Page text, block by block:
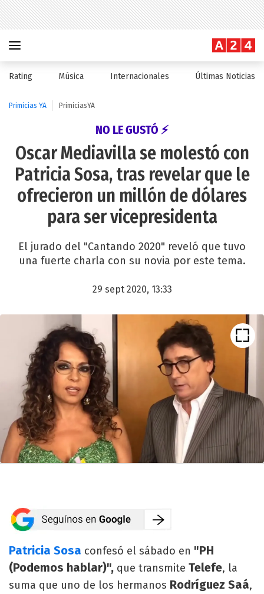
Rating Música Internacionales Últimas Noticias
Primicias YA PrimiciasYA
NO LE GUSTÓ ⚡
Oscar Mediavilla se molestó con
Patricia Sosa, tras revelar que le
ofrecieron un millón de dólares
para ser vicepresidenta
El jurado del "Cantando 2020" reveló que tuvo
una fuerte charla con su novia por este tema.
29 sept 2020, 13:33
Patricia Sosa confesó el sábado en "PH
(Podemos hablar)", que transmite Telefe, la
suma que uno de los hermanos Rodríguez Saá,